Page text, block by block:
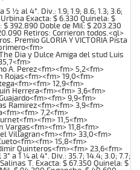
½ al 4°. Div.: 1.9; 1.9; 8.6; 1.3; 3.6;
Exacta: $ 6.330 Quinela: $
392.890 Doble de Mil: $ 203.230
Retiros: Corrieron todos.<ql>
Premio GLORIA Y VICTORIA Pista
Dia y Dulce Amiga del stud Luis
A. Perez<fm><fm> 5,2<fm>
Rojas<fm><fm> 19,0<fm>
12,9<fm>
Herrera<fm><fm> 3,6<fm>
9,9<fm>
Ramirez<fm><fm> 3,9<fm>
7,2<fm>
11,5<fm>
Vargas<fm><fm> 11,8<fm>
Villagran<fm><fm> 33,0<fm>
15,8<fm>
Quinteros<fm><fm> 23,6<fm>
a 1 ¼ al 4°. Div.: 35.7; 14.4; 3.0; 7.7;
T. Exacta: $ 67.350 Quinela: $